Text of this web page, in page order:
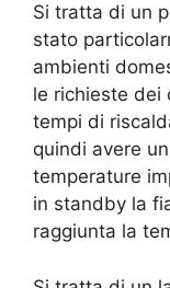
Si tratta di un
stato
ambienti
le richieste dei
tempi di
quindi avere
temperature
in standby la
raggiunta la